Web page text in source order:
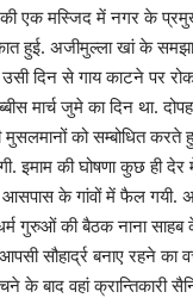
एक मस्जिद में नगर के
हुई. अजीमुल्ला खां के
दिन से गाय काटने पर
मार्च जुमे का दिन था.
को सम्बोधित करते
इमाम की घोषणा कुछ ही
के गांवों में फैल गयी.
गुरुओं की बैठक नाना साहब
सौहार्द्र बनाए रहने का
के बाद वहां क्रान्तिकारी